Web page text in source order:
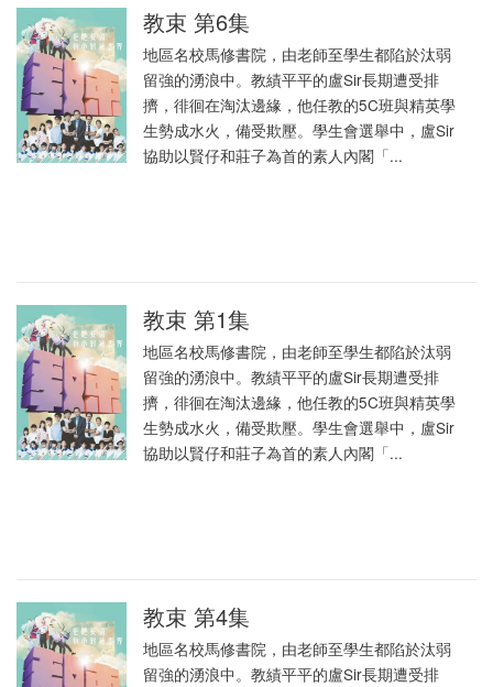
教束 第6集
地區名校馬修書院，由老師至學生都陷於汰弱
留強的湧浪中。教績平平的盧Sir長期遭受排
擠，徘徊在淘汰邊緣，他任教的5C班與精英學
生勢成水火，備受欺壓。學生會選舉中，盧Sir
協助以賢仔和莊子為首的素人內閣「...
教束 第1集
地區名校馬修書院，由老師至學生都陷於汰弱
留強的湧浪中。教績平平的盧Sir長期遭受排
擠，徘徊在淘汰邊緣，他任教的5C班與精英學
生勢成水火，備受欺壓。學生會選舉中，盧Sir
協助以賢仔和莊子為首的素人內閣「...
教束 第4集
地區名校馬修書院，由老師至學生都陷於汰弱
留強的湧浪中。教績平平的盧Sir長期遭受排